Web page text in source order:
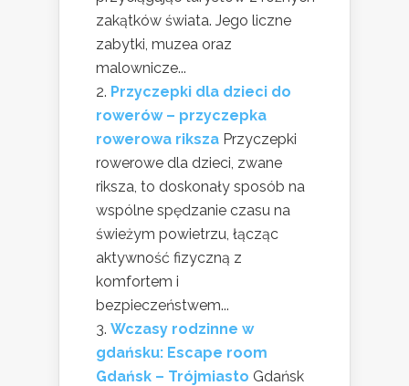
zakątków świata. Jego liczne
zabytki, muzea oraz
malownicze...
Przyczepki dla dzieci do
rowerów – przyczepka
rowerowa riksza Przyczepki
rowerowe dla dzieci, zwane
riksza, to doskonały sposób na
wspólne spędzanie czasu na
świeżym powietrzu, łącząc
aktywność fizyczną z
komfortem i
bezpieczeństwem...
Wczasy rodzinne w
gdańsku: Escape room
Gdańsk – Trójmiasto Gdańsk